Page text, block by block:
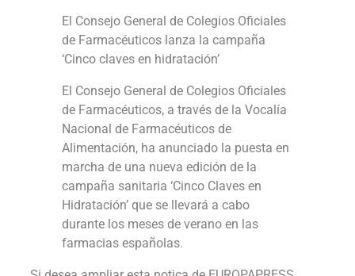
El Consejo General de Colegios Oficiales
de Farmacéuticos lanza la campaña
‘Cinco claves en hidratación’
El Consejo General de Colegios Oficiales
de Farmacéuticos, a través de la Vocalía
Nacional de Farmacéuticos de
Alimentación, ha anunciado la puesta en
marcha de una nueva edición de la
campaña sanitaria ‘Cinco Claves en
Hidratación’ que se llevará a cabo
durante los meses de verano en las
farmacias españolas.